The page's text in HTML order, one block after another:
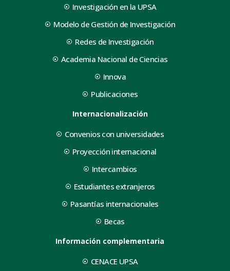
Investigación en la UPSA
Modelo de Gestión de Investigación
Redes de Investigación
Academia Nacional de Ciencias
Innova
Publicaciones
Internacionalización
Convenios con universidades
Proyección internacional
Intercambios
Estudiantes extranjeros
Pasantías internacionales
Becas
Información complementaria
CENACE UPSA